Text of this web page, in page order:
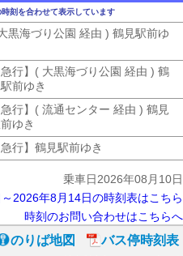
刻を合わせて表示しています
黒海づり公園 経由 ) 鶴見駅前ゆ
急行】( 大黒海づり公園 経由 ) 鶴
駅前ゆき
急行】( 流通センター 経由 ) 鶴見
ゆき
急行】鶴見駅前ゆき
乗車日2026年08月10日
2026年8月14日の時刻表はこちら
時刻のお問い合わせはこちらへ
のりば地図
バス停時刻表